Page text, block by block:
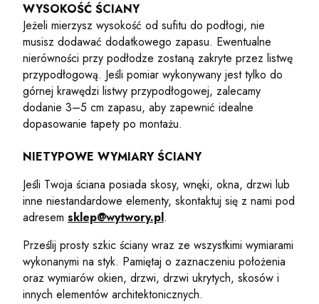
WYSOKOŚĆ ŚCIANY
Jeżeli mierzysz wysokość od sufitu do podłogi, nie
musisz dodawać dodatkowego zapasu. Ewentualne
nierówności przy podłodze zostaną zakryte przez listwę
przypodłogową. Jeśli pomiar wykonywany jest tylko do
górnej krawędzi listwy przypodłogowej, zalecamy
dodanie 3–5 cm zapasu, aby zapewnić idealne
dopasowanie tapety po montażu.
NIETYPOWE WYMIARY ŚCIANY
Jeśli Twoja ściana posiada skosy, wnęki, okna, drzwi lub
inne niestandardowe elementy, skontaktuj się z nami pod
adresem sklep@wytwory.pl.
Prześlij prosty szkic ściany wraz ze wszystkimi wymiarami
wykonanymi na styk. Pamiętaj o zaznaczeniu położenia
oraz wymiarów okien, drzwi, drzwi ukrytych, skosów i
innych elementów architektonicznych.